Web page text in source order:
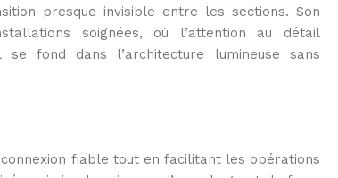
presque invisible entre les sections. Son
soignées, où l’attention au détail
fond dans l’architecture lumineuse sans
fiable tout en facilitant les opérations